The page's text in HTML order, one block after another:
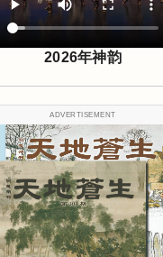
2026年神韵
ADVERTISEMENT